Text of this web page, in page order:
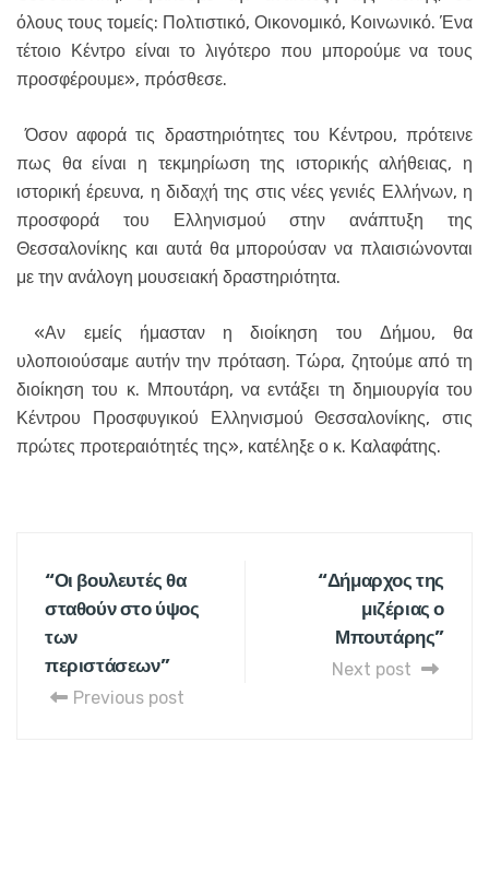
όλους τους τομείς: Πολτιστικό, Οικονομικό, Κοινωνικό. Ένα
τέτοιο Κέντρο είναι το λιγότερο που μπορούμε να τους
προσφέρουμε», πρόσθεσε.
Όσον αφορά τις δραστηριότητες του Κέντρου, πρότεινε
πως θα είναι η τεκμηρίωση της ιστορικής αλήθειας, η
ιστορική έρευνα, η διδαχή της στις νέες γενιές Ελλήνων, η
προσφορά του Ελληνισμού στην ανάπτυξη της
Θεσσαλονίκης και αυτά θα μπορούσαν να πλαισιώνονται
με την ανάλογη μουσειακή δραστηριότητα.
«Αν εμείς ήμασταν η διοίκηση του Δήμου, θα
υλοποιούσαμε αυτήν την πρόταση. Τώρα, ζητούμε από τη
διοίκηση του κ. Μπουτάρη, να εντάξει τη δημιουργία του
Κέντρου Προσφυγικού Ελληνισμού Θεσσαλονίκης, στις
πρώτες προτεραιότητές της», κατέληξε ο κ. Καλαφάτης.
“Οι βουλευτές θα
σταθούν στο ύψος
των
περιστάσεων”
Previous post
“Δήμαρχος της
μιζέριας ο
Μπουτάρης”
Next post